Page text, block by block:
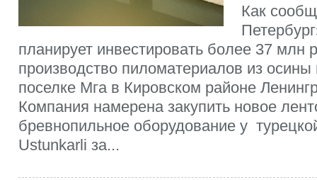
Как
планирует инвестировать более 37 млн
производство пиломатериалов из
поселке Мга в Кировском районе
Компания намерена закупить новое
бревнопильное оборудование у
Ustunkarli за...